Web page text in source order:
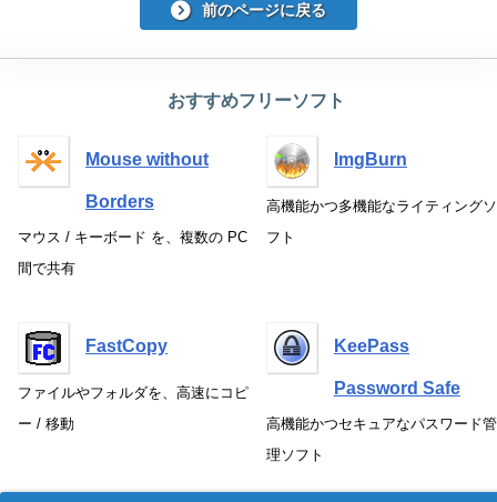
前のページに戻る
おすすめフリーソフト
Mouse without
Borders
マウス / キーボード を、複数の PC
間で共有
ImgBurn
高機能かつ多機能なライティングソ
フト
FastCopy
ファイルやフォルダを、高速にコピ
ー / 移動
KeePass
Password Safe
高機能かつセキュアなパスワード管
理ソフト